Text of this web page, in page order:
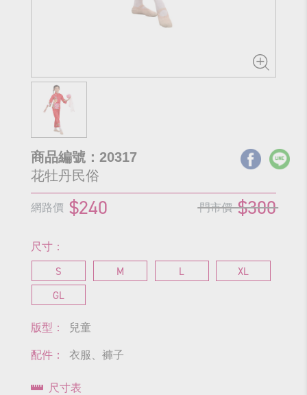
商品編號：20317
花牡丹民俗
網路價 $240 門市價 $300
尺寸：
S M L
XL
GL
版型： 兒童
配件： 衣服、褲子
尺寸表